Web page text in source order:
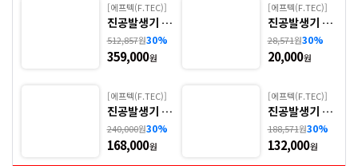
[에프텍(F.TEC)]
진공발생기 -
5. VHE
512,857원30%
359,000원
[에프텍(F.TEC)]
진공발생기 -
6. VRE
28,571원30%
20,000원
[에프텍(F.TEC)]
진공발생기 -
7. VCE
240,000원30%
168,000원
[에프텍(F.TEC)]
진공발생기 -
8. VCFE
188,571원30%
132,000원